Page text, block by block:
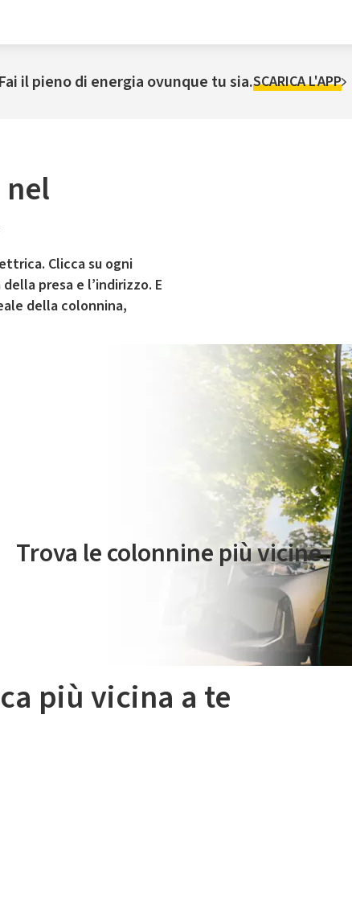
Fai il pieno di energia ovunque tu sia.SCARICA L'APP
Clicca su ogni
presa e l’indirizzo. E
della colonnina,
di mobilità elettrica è gestito da Plenitude On The Road
Trova le colonnine più vicine.
più vicina a te